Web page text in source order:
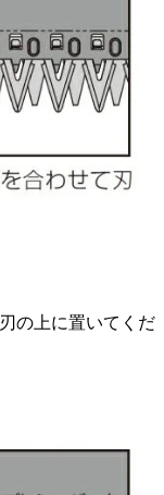
の上に置いてくだ